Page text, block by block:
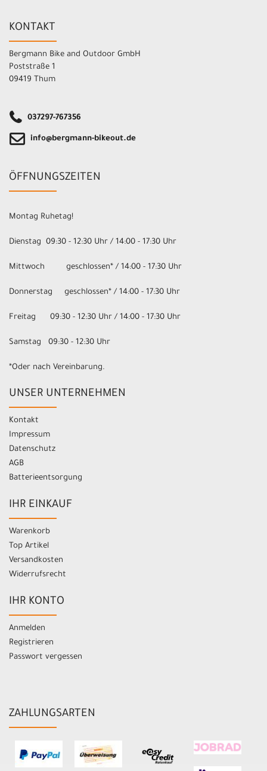
KONTAKT
Bergmann Bike and Outdoor GmbH
Poststraße 1
09419 Thum
037297-767356
info@bergmann-bikeout.de
ÖFFNUNGSZEITEN
Montag Ruhetag!
Dienstag 09:30 - 12:30 Uhr / 14:00 - 17:30 Uhr
Mittwoch geschlossen* / 14:00 - 17:30 Uhr
Donnerstag geschlossen* / 14:00 - 17:30 Uhr
Freitag 09:30 - 12:30 Uhr / 14:00 - 17:30 Uhr
Samstag 09:30 - 12:30 Uhr
*Oder nach Vereinbarung.
UNSER UNTERNEHMEN
Kontakt
Impressum
Datenschutz
AGB
Batterieentsorgung
IHR EINKAUF
Warenkorb
Top Artikel
Versandkosten
Widerrufsrecht
IHR KONTO
Anmelden
Registrieren
Passwort vergessen
ZAHLUNGSARTEN